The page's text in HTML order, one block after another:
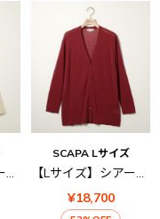
【Lサイズ】シアーハイゲージニットロングカーディガン
SCAPA Lサイズ
【Lサイズ】シアーハイゲージニットロングカーディガン
¥18,700